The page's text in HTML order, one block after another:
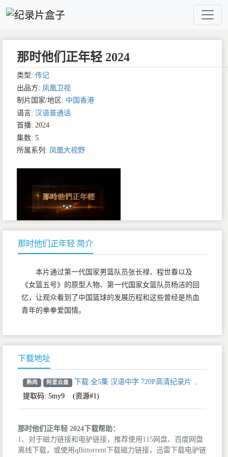
那时他们正年轻 2024
类型: 传记
出品方: 凤凰卫视
制片国家/地区: 中国香港
语言: 汉语普通话
首播: 2024
集数: 5
所属系列: 凤凰大视野
那时他们正年轻 简介
本片通过第一代国家男篮队员张长禄、程世春以及
《女篮五号》的原型人物、第一代国家女篮队员杨洁的回
忆，让观众看到了中国篮球的发展历程和这些曾经是热血
青年的拳拳爱国情。
下载地址
熟肉 阿里云盘 下载 全5集 汉语中字 720P高清纪录片 ,
提取码: 5my9 (资源#1)
那时他们正年轻 2024下载帮助：
1、对于磁力链接和电驴链接，推荐使用115网盘、百度网盘
离线下载，或使用qBittorrent下载磁力链接，迅雷下载电驴链